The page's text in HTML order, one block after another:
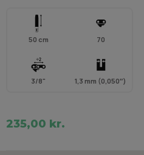
50 cm 70
3/8" 1,3 mm (0,050″)
235,00 kr.